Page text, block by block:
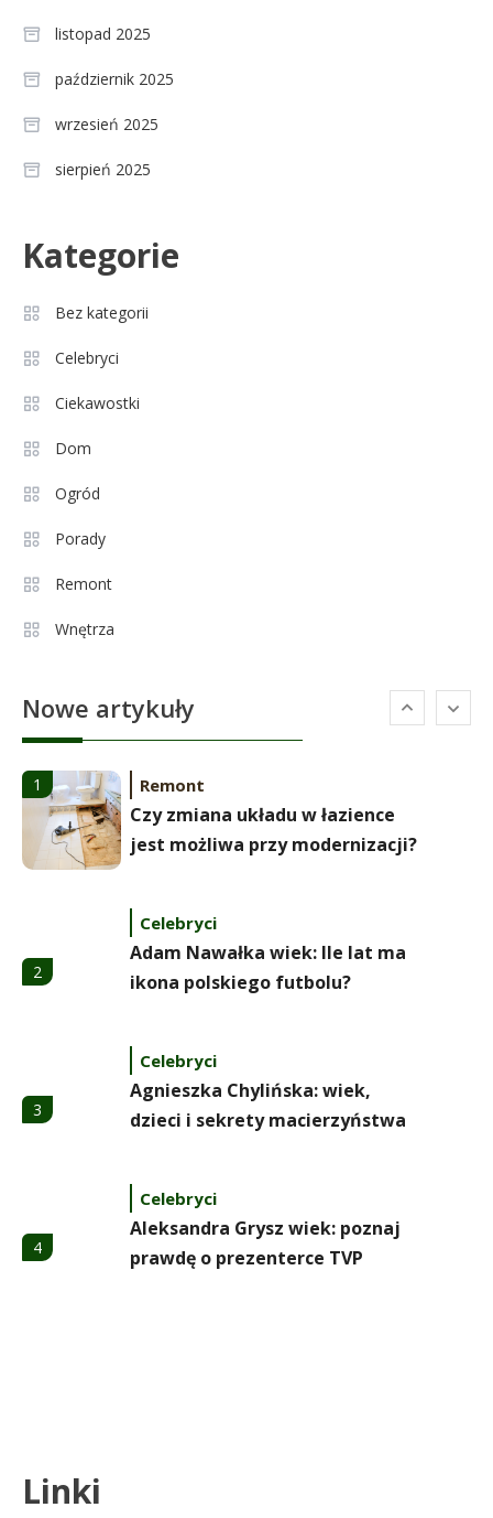
listopad 2025
październik 2025
wrzesień 2025
sierpień 2025
Kategorie
Bez kategorii
Celebryci
Ciekawostki
Dom
Ogród
Porady
Remont
Wnętrza
Nowe artykuły
Agnieszka Chylińska: wiek,
Aleksandra Grysz wiek: poznaj
6
naturalnej urodzie
1 Remont
Czy zmiana układu w łazience
jest możliwa przy modernizacji?
2
Celebryci
Adam Nawałka wiek: Ile lat ma
ikona polskiego futbolu?
3
Celebryci
Agnieszka Chylińska: wiek,
dzieci i sekrety macierzyństwa
4
Celebryci
Aleksandra Grysz wiek: poznaj
prawdę o prezenterce TVP
Linki